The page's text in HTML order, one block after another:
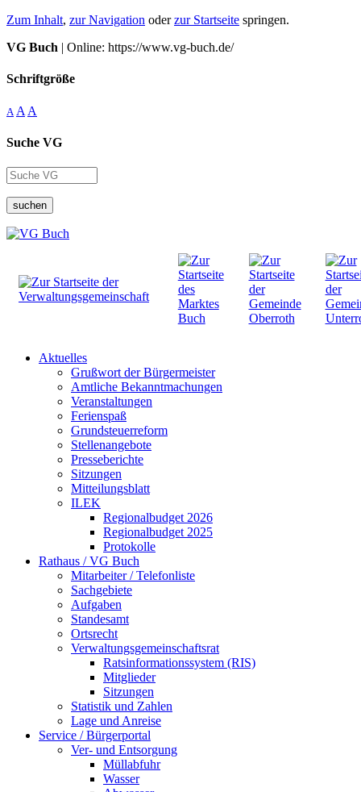
Zum Inhalt, zur Navigation oderzur Startseite springen.
VG Buch | Online: https://www.vg-buch.de/
Schriftgröße
A A A
Suche VG
suchen
Aktuelles
Grußwort der Bürgermeister
Amtliche Bekanntmachungen
Veranstaltungen
Ferienspaß
Grundsteuerreform
Stellenangebote
Presseberichte
Sitzungen
Mitteilungsblatt
ILEK
Regionalbudget 2026
Regionalbudget 2025
Protokolle
Rathaus / VG Buch
Mitarbeiter / Telefonliste
Sachgebiete
Aufgaben
Standesamt
Ortsrecht
Verwaltungsgemeinschaftsrat
Ratsinformationssystem (RIS)
Mitglieder
Sitzungen
Statistik und Zahlen
Lage und Anreise
Service / Bürgerportal
Ver- und Entsorgung
Müllabfuhr
Wasser